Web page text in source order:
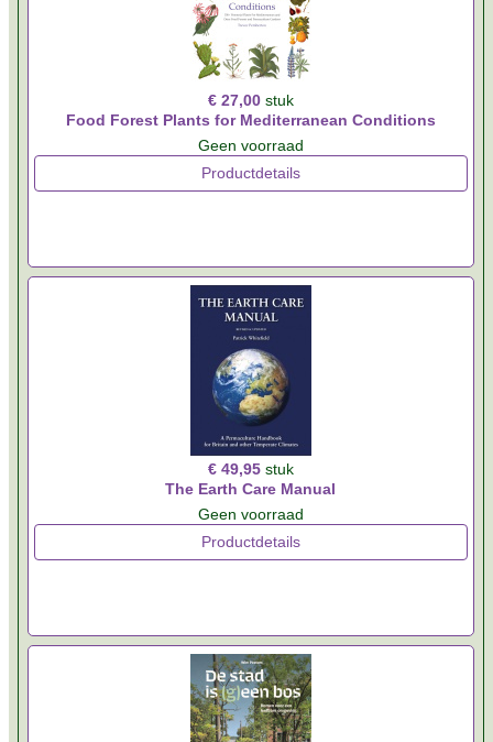
€ 27,00 stuk
Food Forest Plants for Mediterranean Conditions
Geen voorraad
Productdetails
€ 49,95 stuk
The Earth Care Manual
Geen voorraad
Productdetails